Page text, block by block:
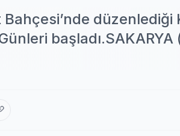
düzenlediği
başladı.SAKARYA